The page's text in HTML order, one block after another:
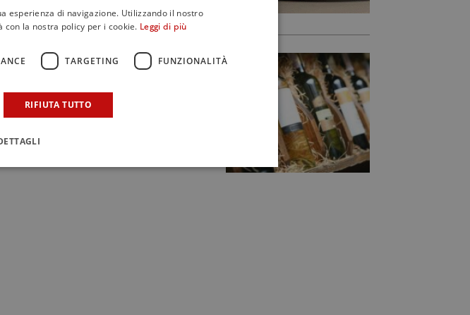
SCENARI
Voglia di business e identità da
conflittualità sulle Doc?
esperienza di navigazione. Utilizzando il nostro
la nostra policy per i cookie. Leggi di più
TARGETING FUNZIONALITÀ
RIFIUTA TUTTO